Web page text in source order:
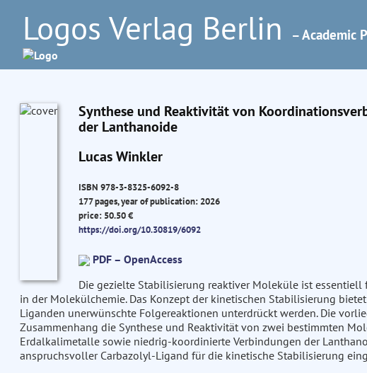
Logos Verlag Berlin – Academic
Synthese und Reaktivität von
der Lanthanoide
Lucas Winkler
ISBN 978-3-8325-6092-8
177 pages, year of publication: 2026
price: 50.50 €
https://doi.org/10.30819/6092
PDF – OpenAccess
Die gezielte Stabilisierung reaktiver Moleküle ist
in der Molekülchemie. Das Konzept der kinetischen Stabilisierung
Liganden unerwünschte Folgereaktionen unterdrückt werden. Die
Zusammenhang die Synthese und Reaktivität von zwei bestimmten
Erdalkalimetalle sowie niedrig-koordinierte Verbindungen der
anspruchsvoller Carbazolyl-Ligand für die kinetische Stabilisierung